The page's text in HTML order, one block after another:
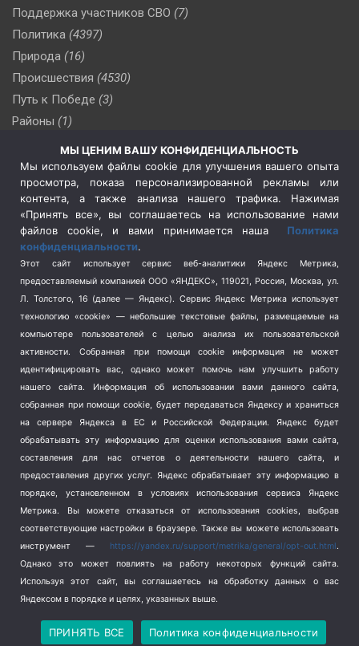
Поддержка участников СВО (7)
Политика (4397)
Природа (16)
Происшествия (4530)
Путь к Победе (3)
Районы (1)
(510)
Сельское хозяйство (3)
Социальная политика
(3)
Спецоперация в Украине
Спецоперация на Украине
(404)
Спорт (740)
Терроризм (1)
Транспорт (262)
Туризм (178)
Флот (76)
Школа и спорт (2)
Экология (8)
Экономика (1172)
Copyright © 2026
Политика конфиденциальности
МЫ ЦЕНИМ ВАШУ КОНФИДЕНЦИАЛЬНОСТЬ
Мы используем файлы cookie для улучшения вашего опыта
просмотра, показа персонализированной рекламы или
контента, а также анализа нашего трафика. Нажимая
«Принять все», вы соглашаетесь на использование нами
файлов cookie, и вами принимается наша Политика
конфиденциальности.
Этот сайт использует сервис веб-аналитики Яндекс Метрика,
предоставляемый компанией ООО «ЯНДЕКС», 119021, Россия, Москва, ул.
Л. Толстого, 16 (далее — Яндекс). Сервис Яндекс Метрика использует
технологию «cookie» — небольшие текстовые файлы, размещаемые на
компьютере пользователей с целью анализа их пользовательской
активности.
Собранная при помощи cookie информация не может
идентифицировать вас, однако может помочь нам улучшить работу
нашего сайта. Информация об использовании вами данного сайта,
собранная при помощи cookie, будет передаваться Яндексу и храниться
на сервере Яндекса в ЕС и Российской Федерации. Яндекс будет
обрабатывать эту информацию для оценки использования вами сайта,
составления для нас отчетов о деятельности нашего сайта, и
предоставления других услуг. Яндекс обрабатывает эту информацию в
порядке, установленном в условиях использования сервиса Яндекс
Метрика.
Вы можете отказаться от использования cookies, выбрав
соответствующие настройки в браузере. Также вы можете использовать
инструмент — https://yandex.ru/support/metrika/general/opt-out.html.
Однако это может повлиять на работу некоторых функций сайта.
Используя этот сайт, вы соглашаетесь на обработку данных о вас
Яндексом в порядке и целях, указанных выше.
ПРИНЯТЬ ВСЕ Политика конфиденциальности